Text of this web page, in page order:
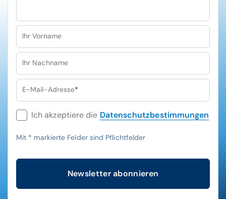
Ihr Vorname
Ihr Nachname
E-Mail-Adresse*
Ich akzeptiere die Datenschutzbestimmungen
Mit * markierte Felder sind Pflichtfelder
Newsletter abonnieren